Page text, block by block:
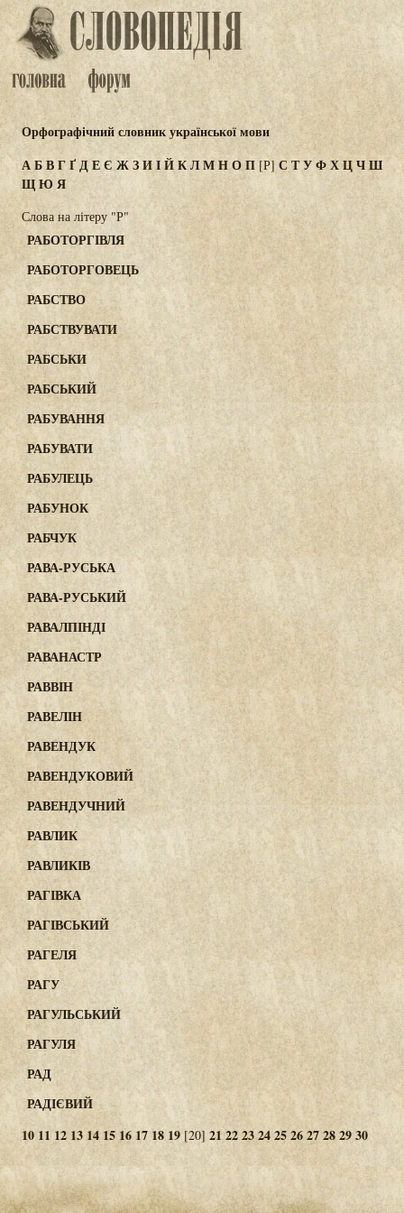
Орфографічний словник української мови
АБВГҐДЕЄ ЖЗИІЙКЛМНОП [Р] СТУФХЦЧШ
ЩЮ Я
Слова на літеру "Р"
РАБОТОРГІВЛЯ
РАБОТОРГОВЕЦЬ
РАБСТВО
РАБСТВУВАТИ
РАБСЬКИ
РАБСЬКИЙ
РАБУВАННЯ
РАБУВАТИ
РАБУЛЕЦЬ
РАБУНОК
РАБЧУК
РАВА-РУСЬКА
РАВА-РУСЬКИЙ
РАВАЛПІНДІ
РАВАНАСТР
РАВВІН
РАВЕЛІН
РАВЕНДУК
РАВЕНДУКОВИЙ
РАВЕНДУЧНИЙ
РАВЛИК
РАВЛИКІВ
РАГІВКА
РАГІВСЬКИЙ
РАГЕЛЯ
РАГУ
РАГУЛЬСЬКИЙ
РАГУЛЯ
РАД
РАДІЄВИЙ
10 11 12 13 14 15 16 17 18 19 [20] 21 222324252627282930